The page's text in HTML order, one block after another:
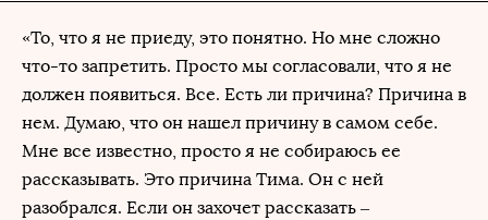
«То, что я не приеду, это понятно. Но мне сложно
что-то запретить. Просто мы согласовали, что я не
должен появиться. Все. Есть ли причина? Причина в
нем. Думаю, что он нашел причину в самом себе.
Мне все известно, просто я не собираюсь ее
рассказывать. Это причина Тима. Он с ней
разобрался. Если он захочет рассказать –